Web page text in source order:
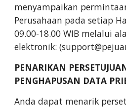
menyampaikan
Perusahaan pada setiap
09.00-18.00 WIB melalui
elektronik:
PENARIKAN
PENGHAPUSAN DATA
Anda dapat menarik